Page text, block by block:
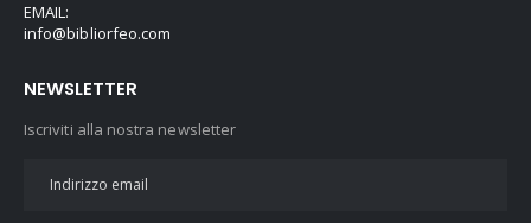
EMAIL:
info@bibliorfeo.com
NEWSLETTER
Iscriviti alla nostra newsletter